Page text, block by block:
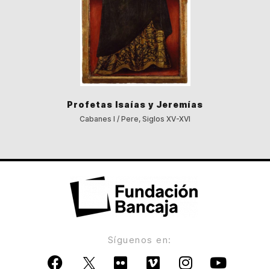
Profetas Isaías y Jeremías
Cabanes I / Pere, Siglos XV-XVI
Síguenos en: